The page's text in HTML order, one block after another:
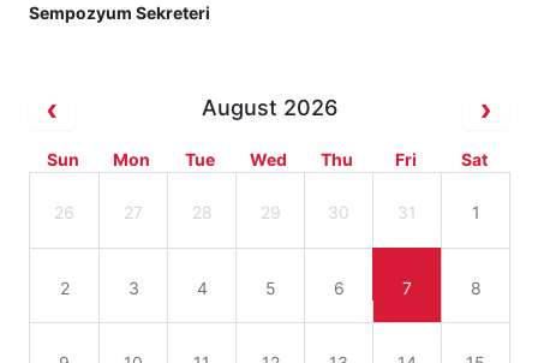
Sempozyum Sekreteri
August 2026
Sun Mon Tue Wed Thu Fri Sat
26 27 28 29 30 31 1
2 3 4 5 6 7 8